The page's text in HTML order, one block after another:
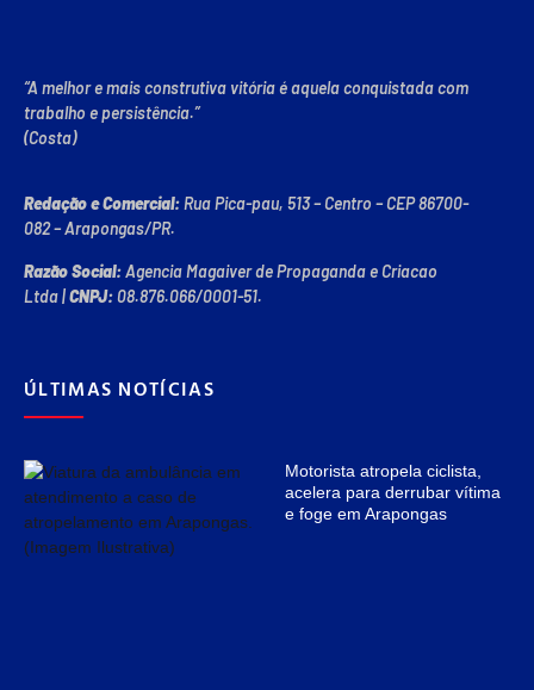
“A melhor e mais construtiva vitória é aquela conquistada com
trabalho e persistência.”
(Costa)
Redação e Comercial:Rua Pica-pau, 513 – Centro – CEP 86700-
082 – Arapongas/PR.
Razão Social:Agencia Magaiver de Propaganda e Criacao
Ltda|CNPJ:08.876.066/0001-51.
ÚLTIMAS NOTÍCIAS
Motorista atropela ciclista,
acelera para derrubar vítima
e foge em Arapongas